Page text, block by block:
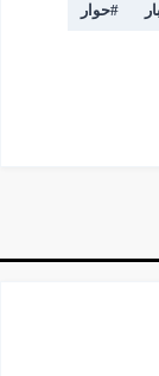
#حوار